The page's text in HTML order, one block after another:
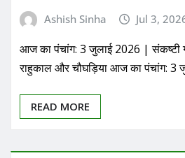
Ashish Sinha Jul 3,
आज का पंचांग: 3 जुलाई 2026 | संकष्टी
राहुकाल और चौघड़िया आज का पंचांग: 3
READ MORE